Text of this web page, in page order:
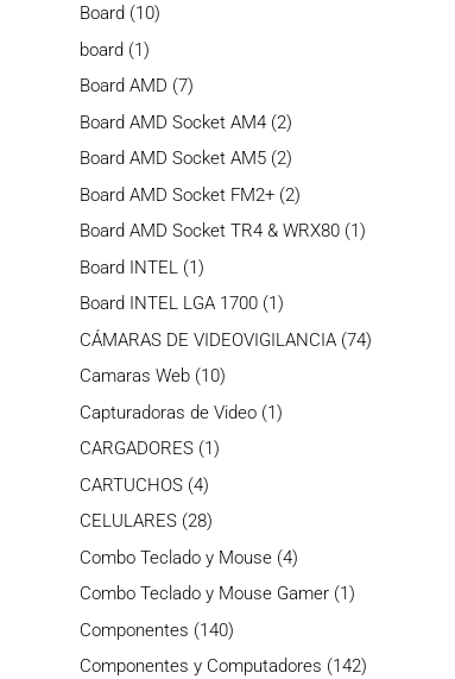
Board 1010
board 11
producto
Board AMD 77
productos
Board AMD Socket AM4 22
productos
Board AMD Socket AM5 22
productos
Board AMD Socket FM2+ 22
productos
Board AMD Socket TR4 & WRX80 11
Board INTEL 11
producto
Board INTEL LGA 1700 11
producto
CÁMARAS DE VIDEOVIGILANCIA 7474
Camaras Web 1010
productos
Capturadoras de Video 11
CARGADORES 11
CARTUCHOS 44
productos
CELULARES 2828
productos
Combo Teclado y Mouse 44
productos
Combo Teclado y Mouse Gamer 11
Componentes 140140
productos
Componentes y Computadores 142142